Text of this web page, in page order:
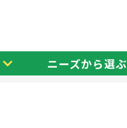
ニーズから選ぶ